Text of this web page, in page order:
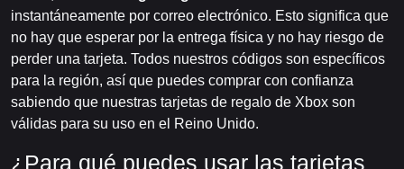
instantáneamente por correo electrónico. Esto significa que
no hay que esperar por la entrega física y no hay riesgo de
perder una tarjeta. Todos nuestros códigos son específicos
para la región, así que puedes comprar con confianza
sabiendo que nuestras tarjetas de regalo de Xbox son
válidas para su uso en el Reino Unido.
¿Para qué puedes usar las tarjetas